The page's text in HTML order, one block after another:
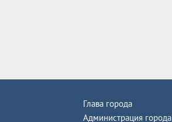
Глава города
Администрация города